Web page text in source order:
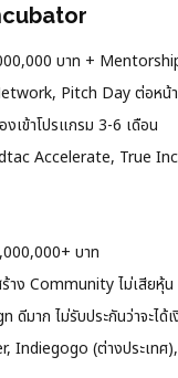
บาท +
Pitch Day ต่อหน้
เข้าโปรแกรม 3-6 เดือน
Accelerate, True
บาท
าง Community ไม่เสียหุ้
ดีมาก ไม่รับประกันว่าจะได้
Indiegogo (ต่างประเทศ